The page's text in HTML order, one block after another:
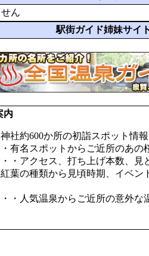
ん
駅街ガイド姉妹サイ
内
神社約600か所の初詣スポット情
・有名スポットからご近所のあ
・・アクセス、打ち上げ本数、
紅葉の種類から見頃時期、イベ
・・人気温泉からご近所の意外